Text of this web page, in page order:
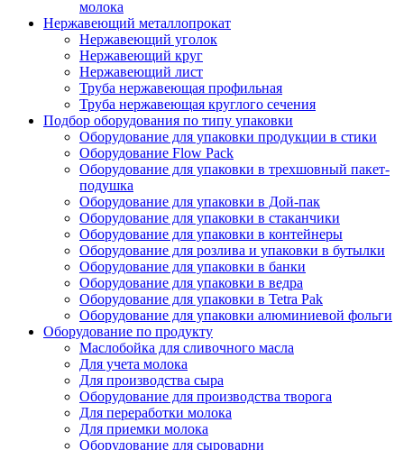
молока
Нержавеющий металлопрокат
Нержавеющий уголок
Нержавеющий круг
Нержавеющий лист
Труба нержавеющая профильная
Труба нержавеющая круглого сечения
Подбор оборудования по типу упаковки
Оборудование для упаковки продукции в стики
Оборудование Flow Pack
Оборудование для упаковки в трехшовный пакет-
подушка
Оборудование для упаковки в Дой-пак
Оборудование для упаковки в стаканчики
Оборудование для упаковки в контейнеры
Оборудование для розлива и упаковки в бутылки
Оборудование для упаковки в банки
Оборудование для упаковки в ведра
Оборудование для упаковки в Tetra Pak
Оборудование для упаковки алюминиевой фольги
Оборудование по продукту
Маслобойка для сливочного масла
Для учета молока
Для производства сыра
Оборудование для производства творога
Для переработки молока
Для приемки молока
Оборудование для сыроварни